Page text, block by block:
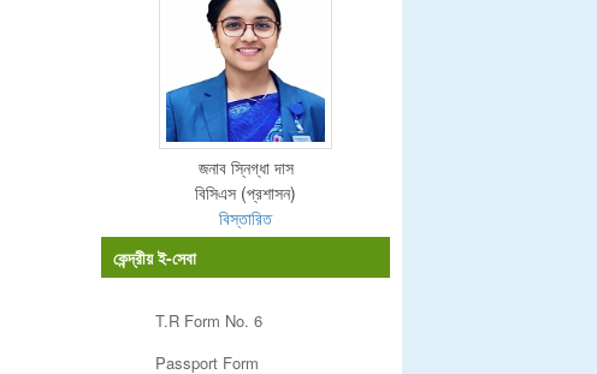
জনাব স্নিগ্ধা দাস
বিসিএস (প্রশাসন)
বিস্তারিত
কেন্দ্রীয় ই-সেবা
T.R Form No. 6
Passport Form